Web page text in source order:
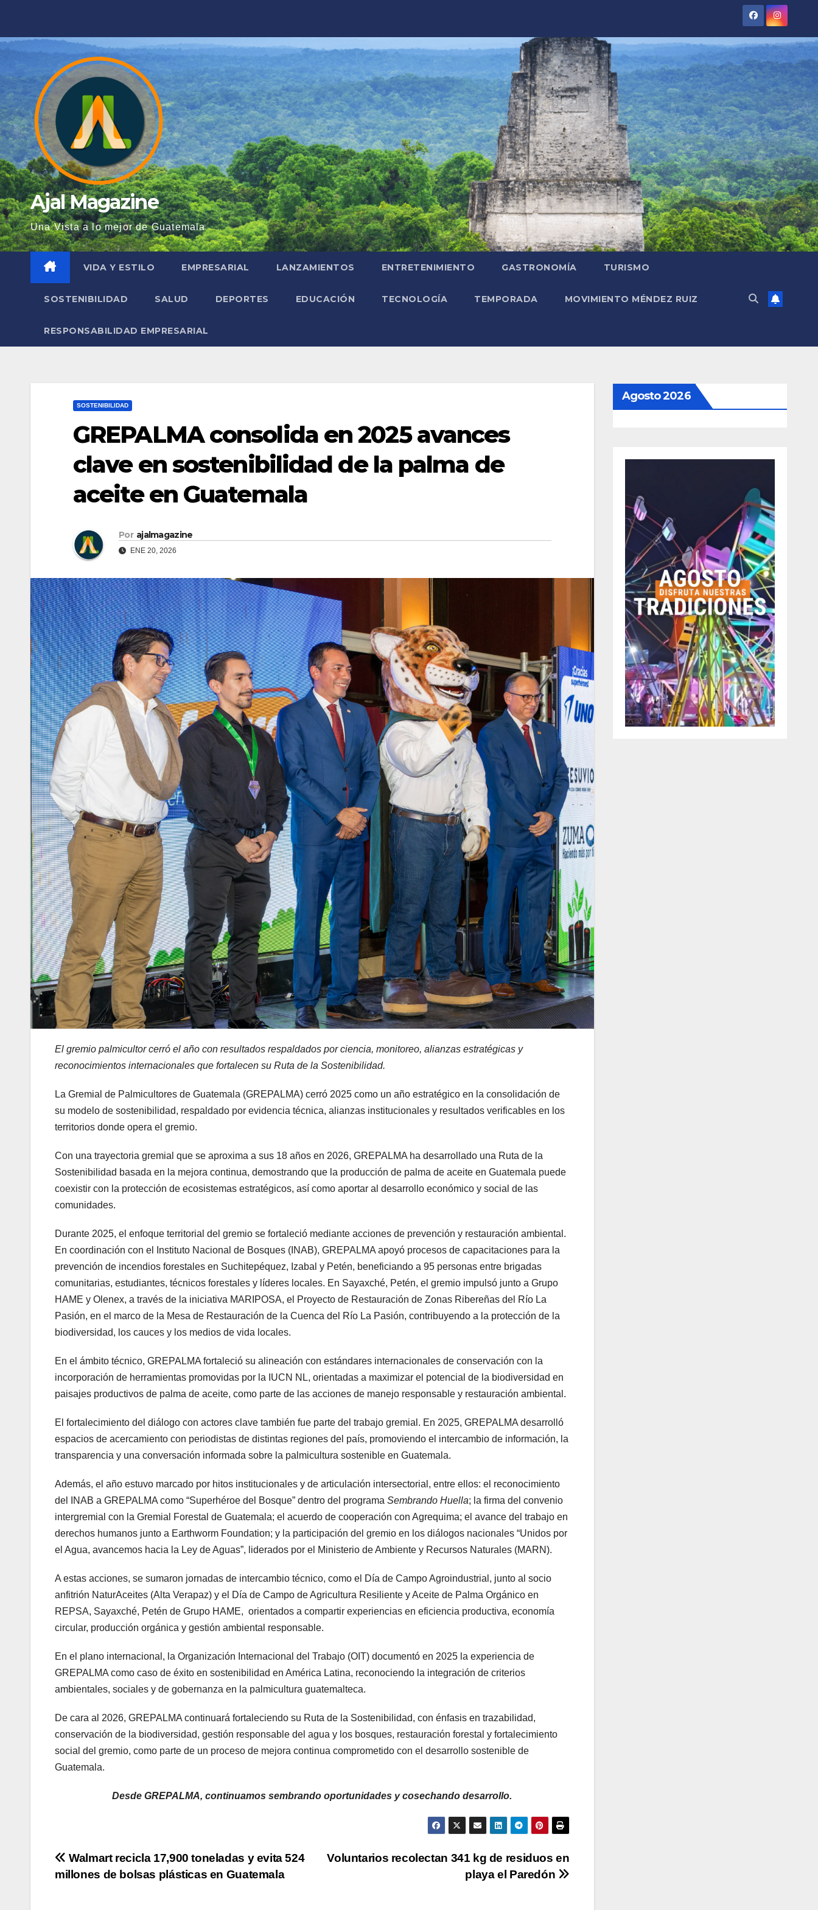
contenido
Ajal Magazine
Una Vista a lo mejor de Guatemala
VIDA Y ESTILO EMPRESARIAL LANZAMIENTOS ENTRETENIMIENTO GASTRONOMÍA TURISMO
SOSTENIBILIDAD SALUD DEPORTES EDUCACIÓN TECNOLOGÍA TEMPORADA MOVIMIENTO MÉNDEZ RUIZ
RESPONSABILIDAD EMPRESARIAL
SOSTENIBILIDAD
GREPALMA consolida en 2025 avances
clave en sostenibilidad de la palma de
aceite en Guatemala
Por ajalmagazine
ENE 20, 2026
El gremio palmicultor cerró el año con resultados respaldados por ciencia, monitoreo, alianzas estratégicas y
reconocimientos internacionales que fortalecen su Ruta de la Sostenibilidad.
La Gremial de Palmicultores de Guatemala (GREPALMA) cerró 2025 como un año estratégico en la consolidación de
su modelo de sostenibilidad, respaldado por evidencia técnica, alianzas institucionales y resultados verificables en los
territorios donde opera el gremio.
Con una trayectoria gremial que se aproxima a sus 18 años en 2026, GREPALMA ha desarrollado una Ruta de la
Sostenibilidad basada en la mejora continua, demostrando que la producción de palma de aceite en Guatemala puede
coexistir con la protección de ecosistemas estratégicos, así como aportar al desarrollo económico y social de las
comunidades.
Durante 2025, el enfoque territorial del gremio se fortaleció mediante acciones de prevención y restauración ambiental.
En coordinación con el Instituto Nacional de Bosques (INAB), GREPALMA apoyó procesos de capacitaciones para la
prevención de incendios forestales en Suchitepéquez, Izabal y Petén, beneficiando a 95 personas entre brigadas
comunitarias, estudiantes, técnicos forestales y líderes locales. En Sayaxché, Petén, el gremio impulsó junto a Grupo
HAME y Olenex, a través de la iniciativa MARIPOSA, el Proyecto de Restauración de Zonas Ribereñas del Río La
Pasión, en el marco de la Mesa de Restauración de la Cuenca del Río La Pasión, contribuyendo a la protección de la
biodiversidad, los cauces y los medios de vida locales.
En el ámbito técnico, GREPALMA fortaleció su alineación con estándares internacionales de conservación con la
incorporación de herramientas promovidas por la IUCN NL, orientadas a maximizar el potencial de la biodiversidad en
paisajes productivos de palma de aceite, como parte de las acciones de manejo responsable y restauración ambiental.
El fortalecimiento del diálogo con actores clave también fue parte del trabajo gremial. En 2025, GREPALMA desarrolló
espacios de acercamiento con periodistas de distintas regiones del país, promoviendo el intercambio de información, la
transparencia y una conversación informada sobre la palmicultura sostenible en Guatemala.
Además, el año estuvo marcado por hitos institucionales y de articulación intersectorial, entre ellos: el reconocimiento
del INAB a GREPALMA como “Superhéroe del Bosque” dentro del programa Sembrando Huella; la firma del convenio
intergremial con la Gremial Forestal de Guatemala; el acuerdo de cooperación con Agrequima; el avance del trabajo en
derechos humanos junto a Earthworm Foundation; y la participación del gremio en los diálogos nacionales “Unidos por
el Agua, avancemos hacia la Ley de Aguas”, liderados por el Ministerio de Ambiente y Recursos Naturales (MARN).
A estas acciones, se sumaron jornadas de intercambio técnico, como el Día de Campo Agroindustrial, junto al socio
anfitrión NaturAceites (Alta Verapaz) y el Día de Campo de Agricultura Resiliente y Aceite de Palma Orgánico en
REPSA, Sayaxché, Petén de Grupo HAME, orientados a compartir experiencias en eficiencia productiva, economía
circular, producción orgánica y gestión ambiental responsable.
En el plano internacional, la Organización Internacional del Trabajo (OIT) documentó en 2025 la experiencia de
GREPALMA como caso de éxito en sostenibilidad en América Latina, reconociendo la integración de criterios
ambientales, sociales y de gobernanza en la palmicultura guatemalteca.
De cara al 2026, GREPALMA continuará fortaleciendo su Ruta de la Sostenibilidad, con énfasis en trazabilidad,
conservación de la biodiversidad, gestión responsable del agua y los bosques, restauración forestal y fortalecimiento
social del gremio, como parte de un proceso de mejora continua comprometido con el desarrollo sostenible de
Guatemala.
Desde GREPALMA, continuamos sembrando oportunidades y cosechando desarrollo.
Navegación
Voluntarios recolectan 341 kg de residuos en
playa el Paredón
Walmart recicla 17,900 toneladas y evita 524
millones de bolsas plásticas en Guatemala
Agosto 2026